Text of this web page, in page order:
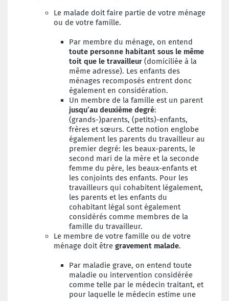
Le malade doit faire partie de votre ménage
ou de votre famille.
Par membre du ménage, on entend
toute personne habitant sous le même
toit que le travailleur (domiciliée à la
même adresse). Les enfants des
ménages recomposés entrent donc
également en considération.
Un membre de la famille est un parent
jusqu’au deuxième degré:
(grands-)parents, (petits)-enfants,
frères et sœurs. Cette notion englobe
également les parents du travailleur au
premier degré: les beaux-parents, le
second mari de la mère et la seconde
femme du père, les beaux-enfants et
les conjoints des enfants. Pour les
travailleurs qui cohabitent légalement,
les parents et les enfants du
cohabitant légal sont également
considérés comme membres de la
famille du travailleur.
Le membre de votre famille ou de votre
ménage doit être gravement malade.
Par maladie grave, on entend toute
maladie ou intervention considérée
comme telle par le médecin traitant, et
pour laquelle le médecin estime une